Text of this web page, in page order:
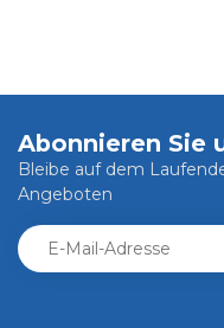
Abonnieren Sie
Bleibe auf dem
Angeboten